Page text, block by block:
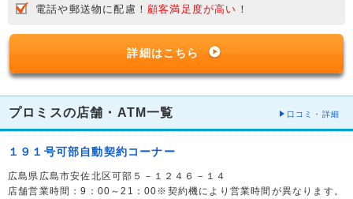
電話や郵送物に配慮！ 顧客満足度が高い ！
詳細はこちら
プロミスの店舗・ATM一覧 口コミ・詳細
１９１号可部自動契約コーナー
広島県広島市安佐北区可部５－１２４６－１４
店舗営業時間：9：00～21：00※契約機により営業時間が異なります。